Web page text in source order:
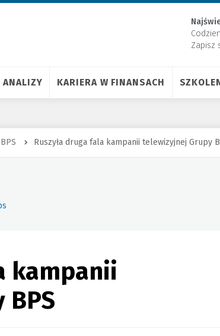
Zapisz
ANALIZY KARIERA W FINANSACH
Ruszyła druga fala kampanii telewizyjnej Grupy
kampanii